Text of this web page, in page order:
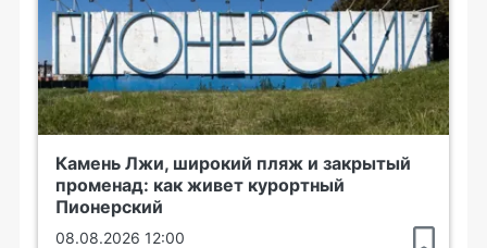
Камень Лжи, широкий пляж и закрытый
променад: как живет курортный
Пионерский
08.08.2026 12:00